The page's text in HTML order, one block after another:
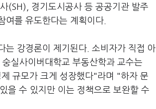
(SH), 경기도시공사 등 공공기관 발주
여를 유도한다는 계획이다.
는 강경론이 제기된다. 소비자가 직접 아
실사이버대학교 부동산학과 교수는
규모가 크게 성장했다"라며 "하자 문
을 수 있지만 이는 정책으로 보완할 수